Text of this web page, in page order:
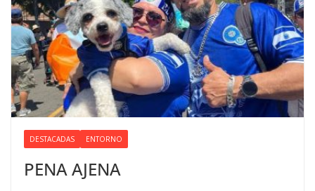
DESTACADAS ENTORNO
PENA AJENA